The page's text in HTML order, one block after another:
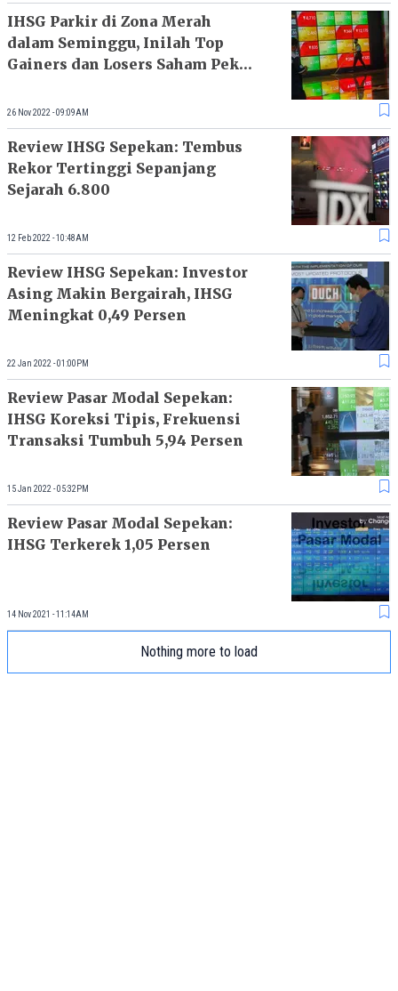
IHSG Parkir di Zona Merah
dalam Seminggu, Inilah Top
Gainers dan Losers Saham Pekan
26 Nov 2022 - 09:09AM
Review IHSG Sepekan: Tembus
Rekor Tertinggi Sepanjang
Sejarah 6.800
12 Feb 2022 - 10:48AM
Review IHSG Sepekan: Investor
Asing Makin Bergairah, IHSG
Meningkat 0,49 Persen
22 Jan 2022 - 01:00PM
Review Pasar Modal Sepekan:
IHSG Koreksi Tipis, Frekuensi
Transaksi Tumbuh 5,94 Persen
15 Jan 2022 - 05:32PM
Review Pasar Modal Sepekan:
IHSG Terkerek 1,05 Persen
14 Nov 2021 - 11:14AM
Nothing more to load